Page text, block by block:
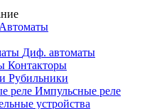
Автоматы
Диф. автоматы
Контакторы
Рубильники
Импульсные реле